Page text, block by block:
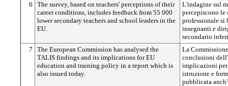
6
The survey, based on teachers' perceptions of their
career conditions, includes feedback from 55 000
lower secondary teachers and school leaders in the
EU.
L'indagine sul
percepiscono
professionale si
insegnanti e
secondario
7
The European Commission has analysed the
TALIS findings and its implications for EU
education and training policy in a report which is
also issued today.
La
conclusioni
implicazioni
istruzione e
pubblicata